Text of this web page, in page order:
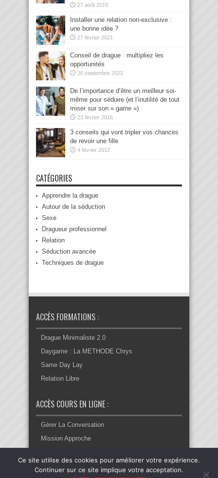
27 août 2018
Installer une relation non-exclusive :
une bonne idée ?
27 février 2021
Conseil de drague : multipliez les
opportunités
20 septembre 2022
De l’importance d’être un meilleur soi-
même pour séduire (et l’inutilité de tout
miser sur son « game »)
23 février 2016
3 conseils qui vont tripler vos chances
de revoir une fille
4 février 2012
CATÉGORIES
Apprendre la drague
Autour de la séduction
Sexe
Dragueur professionnel
Relation
Séduction avancée
Techniques de drague
ACCÈS FORMATIONS :
Drague Minimaliste 2.0
Daygame : La METHODE Chrys
Same Day Lay
Relation Libre
ACCÈS COURS EN LIGNE :
Gérer La Conversation
Mission Approche
© Copyright 2022, Tout Droit Réservé. - Conditions
Ce site utilise des cookies pour améliorer votre expérience.
Continuer sur ce site implique votre acceptation.